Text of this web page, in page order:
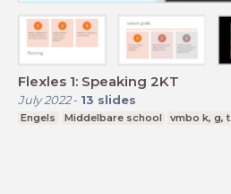
Flexles 1: Speaking 2KT
July 2022- 13 slides
Engels Middelbare school vmbo k, g, t